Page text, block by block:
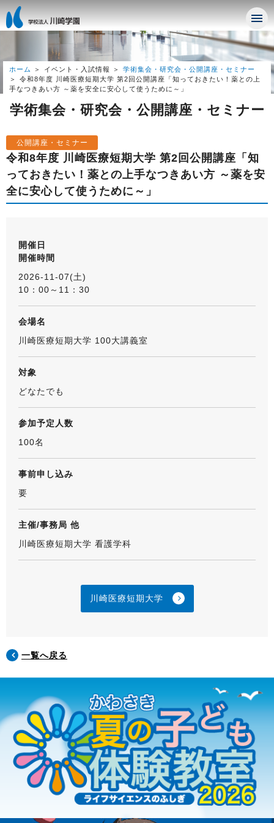
ホーム イベント・入試情報
学術集会・研究会・公開講座・セミナー
令和8年度 川崎医療短期大学 第2回公開講座「知っておきたい！薬との上
手なつきあい方 ～薬を安全に安心して使うために～」
学術集会・研究会・公開講座・セミナー
公開講座・セミナー
令和8年度 川崎医療短期大学 第2回公開講座「知
っておきたい！薬との上手なつきあい方 ～薬を安
全に安心して使うために～」
開催日
開催時間
2026-11-07(土)
10：00～11：30
会場名
川崎医療短期大学 100大講義室
対象
どなたでも
参加予定人数
100名
事前申し込み
要
主催/事務局 他
川崎医療短期大学 看護学科
川崎医療短期大学
一覧へ戻る